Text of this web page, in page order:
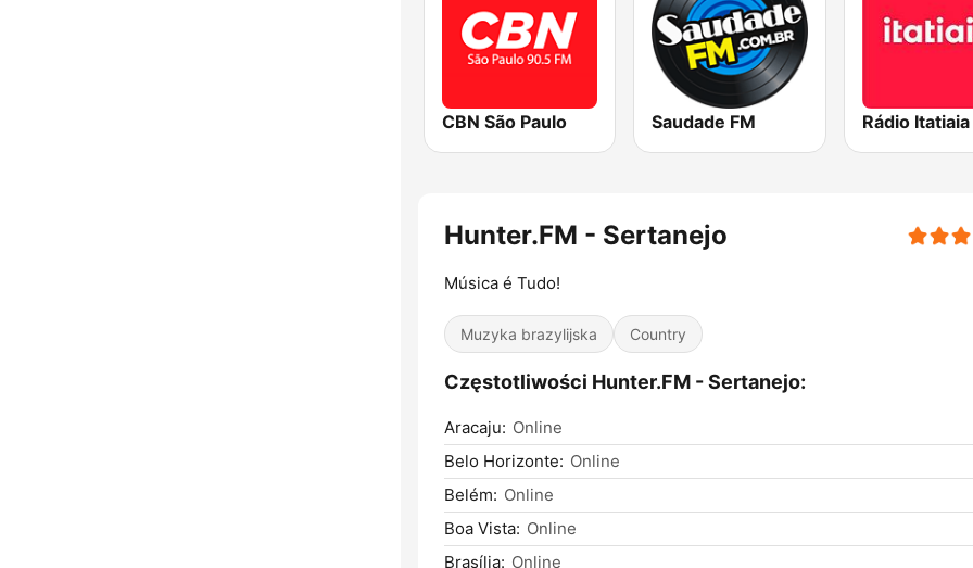
CBN São Paulo Saudade FM Rádio Itatiaia
Hunter.FM - Sertanejo
Música é Tudo!
Muzyka brazylijska Country
Częstotliwości Hunter.FM - Sertanejo:
Aracaju: Online
Belo Horizonte: Online
Belém: Online
Boa Vista: Online
Brasília: Online